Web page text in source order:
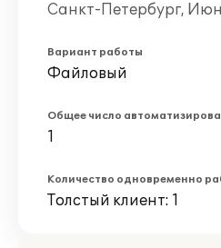
Санкт-Петербург,
Вариант работы
Файловый
Общее число
1
Количество одновременно
Толстый клиент: 1